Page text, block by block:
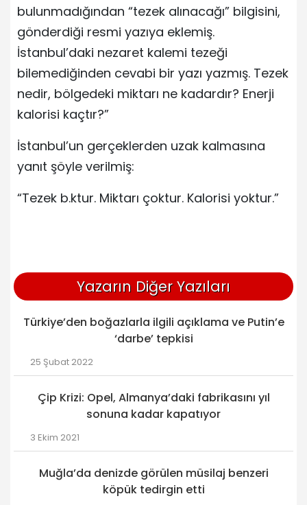
bulunmadığından “tezek alınacağı” bilgisini,
gönderdiği resmi yazıya eklemiş.
İstanbul’daki nezaret kalemi tezeği
bilemediğinden cevabi bir yazı yazmış. Tezek
nedir, bölgedeki miktarı ne kadardır? Enerji
kalorisi kaçtır?”
İstanbul’un gerçeklerden uzak kalmasına
yanıt şöyle verilmiş:
“Tezek b.ktur. Miktarı çoktur. Kalorisi yoktur.”
Yazarın Diğer Yazıları
Türkiye’den boğazlarla ilgili açıklama ve Putin’e
‘darbe’ tepkisi
25 Şubat 2022
Çip Krizi: Opel, Almanya’daki fabrikasını yıl
sonuna kadar kapatıyor
3 Ekim 2021
Muğla’da denizde görülen müsilaj benzeri
köpük tedirgin etti